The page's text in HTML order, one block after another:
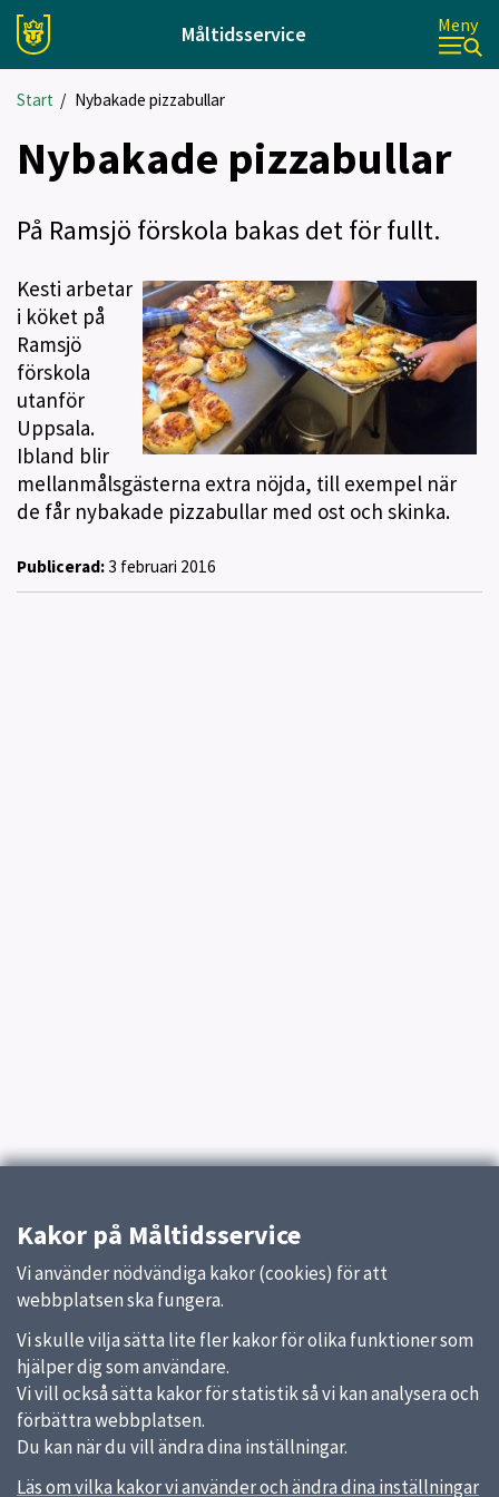
Måltidsservice Meny
Start / Nybakade pizzabullar
Nybakade pizzabullar
På Ramsjö förskola bakas det för fullt.
Kesti arbetar
i köket på
Ramsjö
förskola
utanför
Uppsala.
Ibland blir
mellanmålsgästerna extra nöjda, till exempel när
de får nybakade pizzabullar med ost och skinka.
Publicerad: 3 februari 2016
Kakor på Måltidsservice
Vi använder nödvändiga kakor (cookies) för att
webbplatsen ska fungera.
Vi skulle vilja sätta lite fler kakor för olika funktioner som
hjälper dig som användare.
Vi vill också sätta kakor för statistik så vi kan analysera och
förbättra webbplatsen.
Du kan när du vill ändra dina inställningar.
Läs om vilka kakor vi använder och ändra dina inställningar